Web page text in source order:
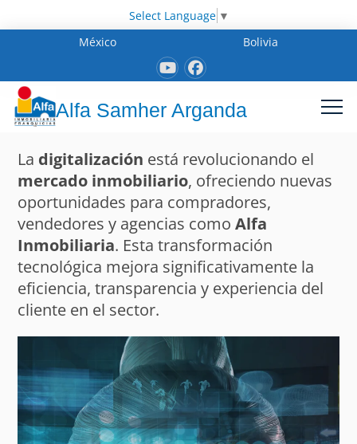
Select Language ▼
México
Bolivia
Alfa Samher Arganda
La digitalización está revolucionando el
mercado inmobiliario, ofreciendo nuevas
oportunidades para compradores,
vendedores y agencias comoAlfa
Inmobiliaria. Esta transformación
tecnológica mejora significativamente la
eficiencia, transparencia y experiencia del
cliente en el sector.